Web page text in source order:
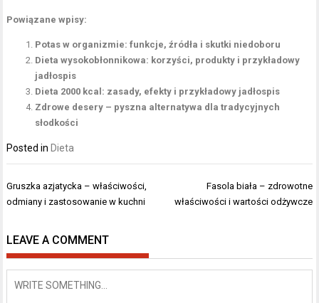
Powiązane wpisy:
Potas w organizmie: funkcje, źródła i skutki niedoboru
Dieta wysokobłonnikowa: korzyści, produkty i przykładowy
jadłospis
Dieta 2000 kcal: zasady, efekty i przykładowy jadłospis
Zdrowe desery – pyszna alternatywa dla tradycyjnych
słodkości
Posted in Dieta
Nawigacja
wpisu
Gruszka azjatycka – właściwości,
odmiany i zastosowanie w kuchni
Fasola biała – zdrowotne
właściwości i wartości odżywcze
LEAVE A COMMENT